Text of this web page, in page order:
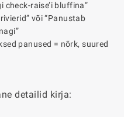
check-raise’i bluffina”
või “Panustab
panused = nõrk, suured
detailid kirja: